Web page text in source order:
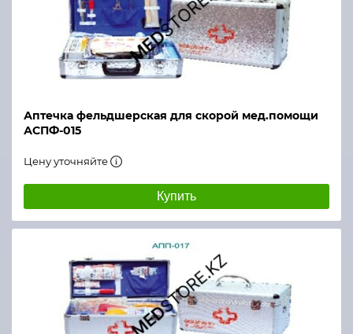
Аптечка фельдшерская для скорой мед.помощи
АСПФ-015
Цену уточняйте
Купить